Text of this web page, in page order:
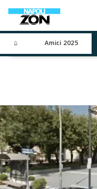
⌂ Amici 2025